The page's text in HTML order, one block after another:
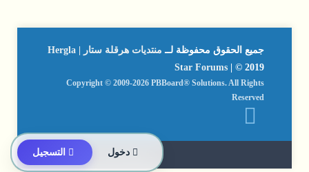
جميع الحقوق محفوظة لــ
منتديات هرقلة ستار | Hergla
Star Forums| © 2019
Copyright © 2009-2026 PBBoard® Solutions. All Rights
Reserved
تواصل معنا By: Suliman دخول التسجيل